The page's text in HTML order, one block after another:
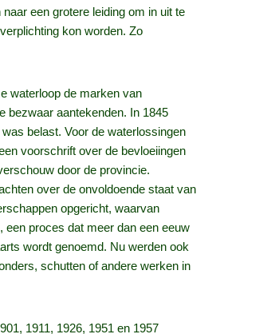
een grotere leiding om in uit te
kon worden. Zo
waterloop de marken van
bezwaar aantekenden. In 1845
belast. Voor de waterlossingen
voorschrift over de bevloeiingen
door de provincie.
over de onvoldoende staat van
opgericht, waarvan
proces dat meer dan een eeuw
wordt genoemd. Nu werden ook
schutten of andere werken in
1911, 1926, 1951 en 1957